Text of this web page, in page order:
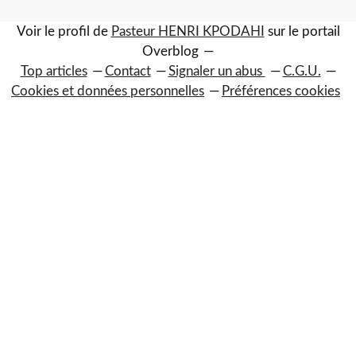
Voir le profil de Pasteur HENRI KPODAHI
sur le portail
Overblog
Top articles
Contact Signaler un abus
C.G.U.
Cookies et données personnelles
Préférences cookies